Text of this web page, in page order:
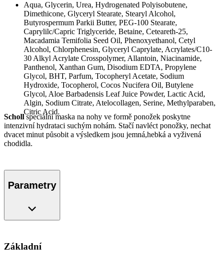
Aqua, Glycerin, Urea, Hydrogenated Polyisobutene,
Dimethicone, Glyceryl Stearate, Stearyl Alcohol,
Butyrospermum Parkii Butter, PEG-100 Stearate,
Caprylilc/Capric Triglyceride, Betaine, Ceteareth-25,
Macadamia Temifolia Seed Oil, Phenoxyethanol, Cetyl
Alcohol, Chlorphenesin, Glyceryl Caprylate, Acrylates/C10-
30 Alkyl Acrylate Crosspolymer, Allantoin, Niacinamide,
Panthenol, Xanthan Gum, Disodium EDTA, Propylene
Glycol, BHT, Parfum, Tocopheryl Acetate, Sodium
Hydroxide, Tocopherol, Cocos Nucifera Oil, Butylene
Glycol, Aloe Barbadensis Leaf Juice Powder, Lactic Acid,
Algin, Sodium Citrate, Atelocollagen, Serine, Methylparaben,
Citric Acid.
Schollspeciální maska na nohy ve formě ponožek poskytne
intenzivní hydrataci suchým nohám. Stačí navléct ponožky, nechat
dvacet minut působit a výsledkem jsou jemná,hebká a vyživená
chodidla.
Parametry
Základní